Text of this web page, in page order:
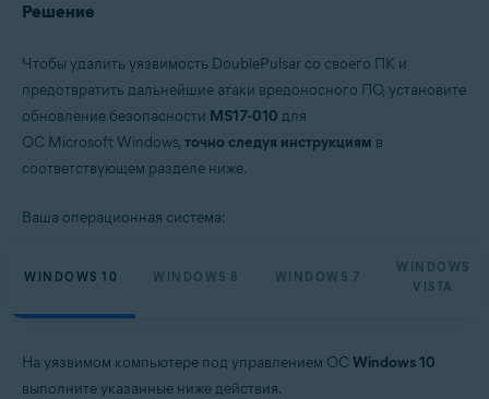
Решение
Чтобы удалить уязвимость DoublePulsar со своего ПК и
предотвратить дальнейшие атаки вредоносного ПО, установите
обновление безопасности MS17-010 для
ОС Microsoft Windows, точно следуя инструкциям в
соответствующем разделе ниже.
Ваша операционная система:
WINDOWS 10 WINDOWS 8 WINDOWS 7
WINDOWS
VISTA
На уязвимом компьютере под управлением ОС Windows 10
выполните указанные ниже действия.